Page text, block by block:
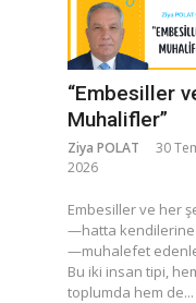
“Embesiller
Muhalifler”
Ziya POLAT
30
2026
​Embesiller ve her
—hatta kendilerine
—muhalefet
Bu iki insan tipi,
toplumda hem de...